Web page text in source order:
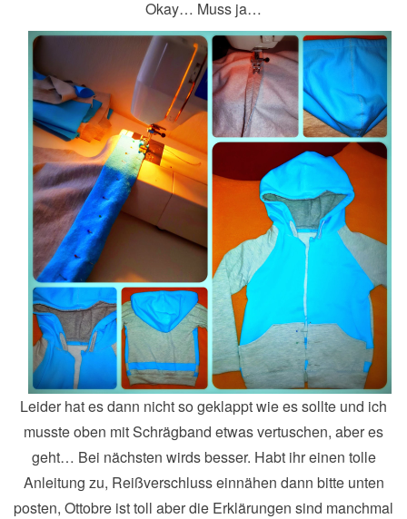
Okay… Muss ja…
Leider hat es dann nicht so geklappt wie es sollte und ich
musste oben mit Schrägband etwas vertuschen, aber es
geht… Bei nächsten wirds besser. Habt ihr einen tolle
Anleitung zu, Reißverschluss einnähen dann bitte unten
posten, Ottobre ist toll aber die Erklärungen sind manchmal